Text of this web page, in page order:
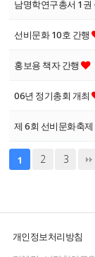
남명학연구총서 1
선비문화 10호 간행
홍보용 책자 간행
06년 정기총회 개최
제 6회 선비문화축
1 2 3
개인정보처리방침